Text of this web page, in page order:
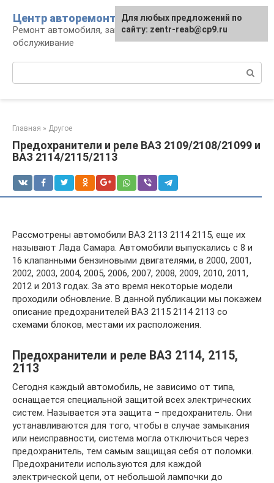
контенту
Центр авторемонта
Ремонт автомобиля, запчасти и
обслуживание
Главная » Другое
Предохранители и реле ВАЗ 2109/2108/21099 и
ВАЗ 2114/2115/2113
Рассмотрены автомобили ВАЗ 2113 2114 2115, еще их
называют Лада Самара. Автомобили выпускались с 8 и
16 клапанными бензиновыми двигателями, в 2000, 2001,
2002, 2003, 2004, 2005, 2006, 2007, 2008, 2009, 2010, 2011,
2012 и 2013 годах. За это время некоторые модели
проходили обновление. В данной публикации мы покажем
описание предохранителей ВАЗ 2115 2114 2113 со
схемами блоков, местами их расположения.
Предохранители и реле ВАЗ 2114, 2115,
2113
Сегодня каждый автомобиль, не зависимо от типа,
оснащается специальной защитой всех электрических
систем. Называется эта защита – предохранитель. Они
устанавливаются для того, чтобы в случае замыкания
или неисправности, система могла отключиться через
предохранитель, тем самым защищая себя от поломки.
Предохранители используются для каждой
электрической цепи, от небольшой лампочки до
Для любых предложений по
сайту: zentr-reab@cp9.ru